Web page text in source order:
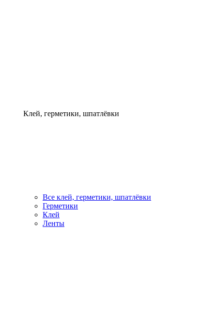
Клей, герметики, шпатлёвки
Все клей, герметики, шпатлёвки
Герметики
Клей
Ленты